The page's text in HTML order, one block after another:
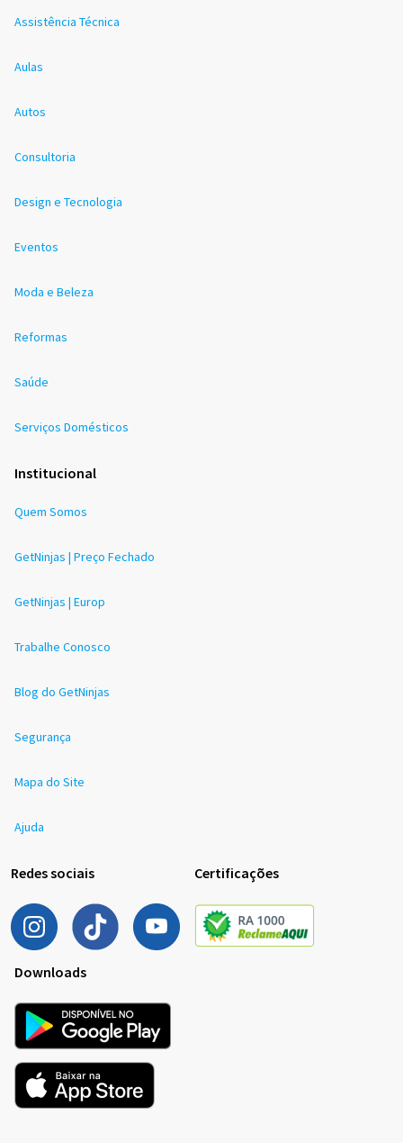
Assistência Técnica
Aulas
Autos
Consultoria
Design e Tecnologia
Eventos
Moda e Beleza
Reformas
Saúde
Serviços Domésticos
Institucional
Quem Somos
GetNinjas | Preço Fechado
GetNinjas | Europ
Trabalhe Conosco
Blog do GetNinjas
Segurança
Mapa do Site
Ajuda
Redes sociais Certificações
Downloads